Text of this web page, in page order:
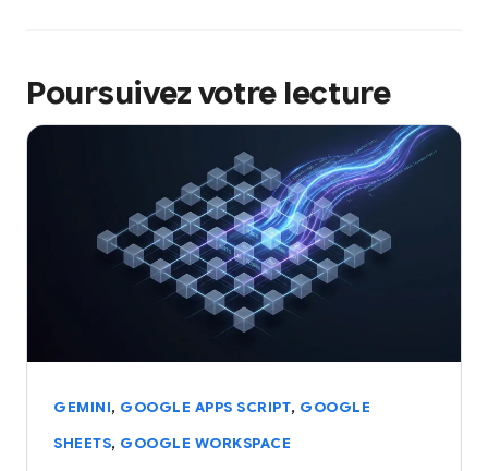
Poursuivez votre lecture
GEMINI, GOOGLE APPS SCRIPT, GOOGLE
SHEETS, GOOGLE WORKSPACE